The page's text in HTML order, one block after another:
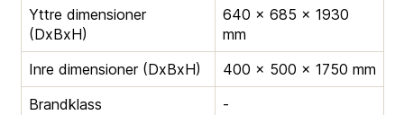
Yttre dimensioner
(DxBxH)
640 × 685 × 1930
mm
Inre dimensioner (DxBxH)
400 × 500 × 1750 mm
Brandklass
-